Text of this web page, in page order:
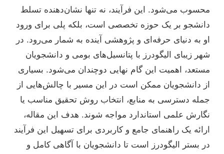
محسوب می‌شود. این فرآیند، نه تنها نشان‌دهنده تسلط
دانشجو بر یک حوزه تخصصی است، بلکه پلی برای ورود
او به دنیای حرفه‌ای و پژوهشی آینده به شمار می‌رود. در
شهر زیبای الیگودرز با پتانسیل‌های بومی و دانشجویان
مستعد، اهمیت این گام نهایی دوچندان می‌شود. بسیاری
از دانشجویان ممکن است در این مسیر با چالش‌هایی از
جمله دسترسی به منابع، انتخاب روش تحقیق مناسب یا
نگارش علمی استاندارد مواجه شوند. هدف این مقاله،
ارائه یک راهنمای جامع و کاربردی برای تسهیل این فرآیند
در بستر الیگودرز است تا دانشجویان با آگاهی کامل و